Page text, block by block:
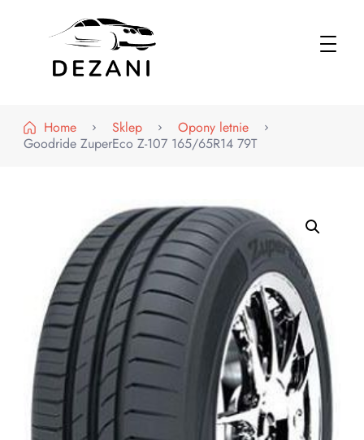
Home
Sklep
Opony letnie
Goodride ZuperEco Z-107 165/65R14 79T